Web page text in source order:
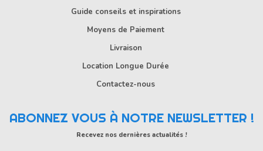
Guide conseils et inspirations
Moyens de Paiement
Livraison
Location Longue Durée
Contactez-nous
ABONNEZ VOUS À NOTRE NEWSLETTER !
Recevez nos dernières actualités !